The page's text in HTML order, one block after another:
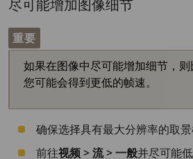
尽可能增加图像细节
重要
如果在图像中尽可能增加细节，则
您可能会得到更低的帧速。
确保选择具有最大分辨率的取景
前往视频 > 流 > 一般并尽可能